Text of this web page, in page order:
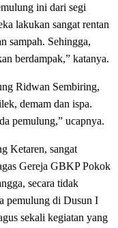
ini dari segi
lakukan sangat rentan
sampah. Sehingga,
berdampak,” katanya.
Ridwan Sembiring,
demam dan ispa.
pemulung,” ucapnya.
Ketaren, sangat
Gereja GBKP Pokok
secara tidak
pemulung di Dusun I
sekali kegiatan yang